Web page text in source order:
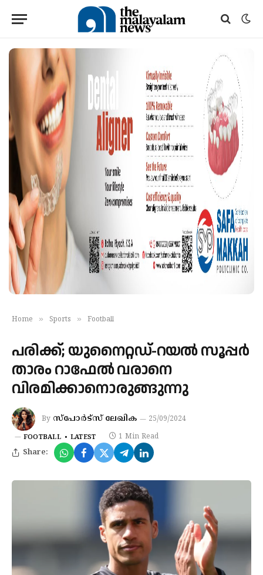
Home » Sports » Football
പരിക്ക്; യുനൈറ്റഡ്-റയല്‍ സൂപ്പര്‍
താരം റാഫേല്‍ വരാനെ
വിരമിക്കാനൊരുങ്ങുന്നു
By സ്‌പോര്‍ട്‌സ് ലേഖിക 25/09/2024
FOOTBALL LATEST 1 Min Read
Share: